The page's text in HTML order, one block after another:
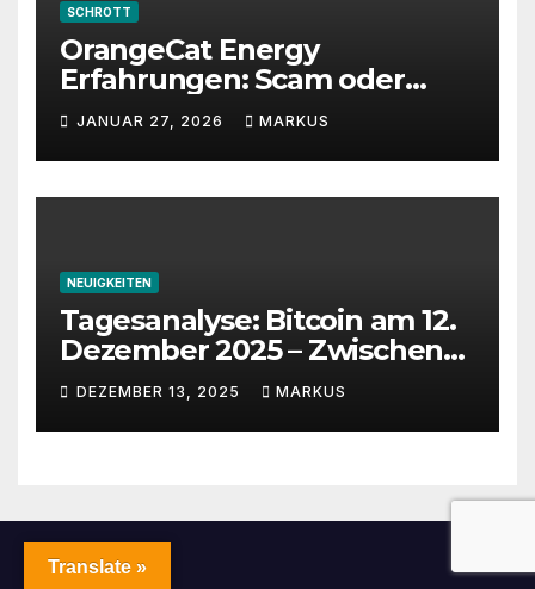
SCHROTT
OrangeCat Energy
Erfahrungen: Scam oder
seriös? Wichtige Warnung
2026
JANUAR 27, 2026 MARKUS
NEUIGKEITEN
Tagesanalyse: Bitcoin am 12.
Dezember 2025 – Zwischen
Volatilität, Fed-Unsicherheit
und Chancen
DEZEMBER 13, 2025 MARKUS
Translate »